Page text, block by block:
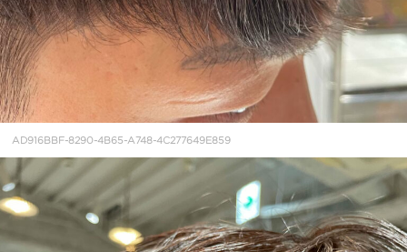
AD916BBF-8290-4B65-A748-4C277649E859